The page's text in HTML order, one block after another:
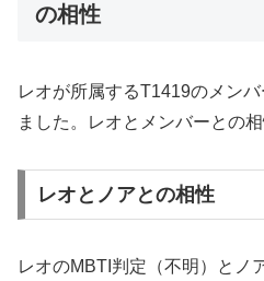
の相性
レオが所属するT1419のメン
ました。レオとメンバーとの
レオとノアとの相性
レオのMBTI判定（不明）とノ